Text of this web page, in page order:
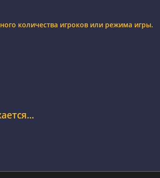
количества игроков или режима игры.